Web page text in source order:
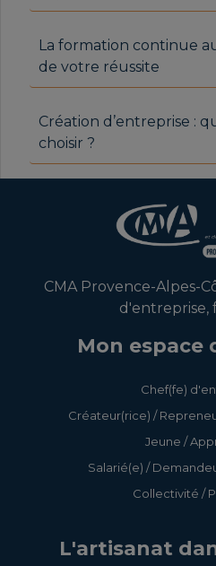
La formation continue
de votre réussite
Création d’entreprise :
choisir ?
CMA Provence-Alpes-
d'entreprise,
Mon espace
Chef(fe)
Créateur(rice) /
Jeune /
Salarié(e) /
Collectivité /
L'artisanat